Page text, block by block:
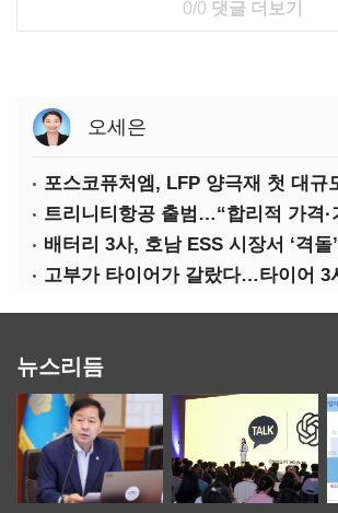
0/0 댓글 더보기
오세은
배터리 3사, 호남 ESS 시장서 ‘격돌’
뉴스리듬